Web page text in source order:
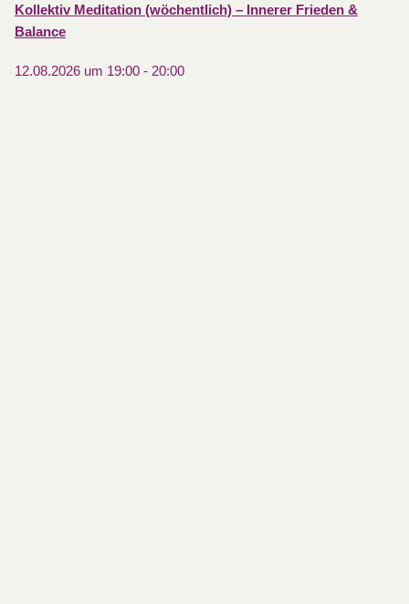
Kollektiv Meditation (wöchentlich) – Innerer Frieden &
Balance
12.08.2026 um 19:00- 20:00